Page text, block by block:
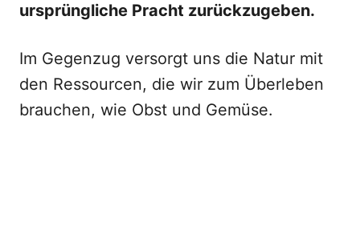
ursprüngliche Pracht zurückzugeben.
Im Gegenzug versorgt uns die Natur mit
den Ressourcen, die wir zum Überleben
brauchen, wie Obst und Gemüse.